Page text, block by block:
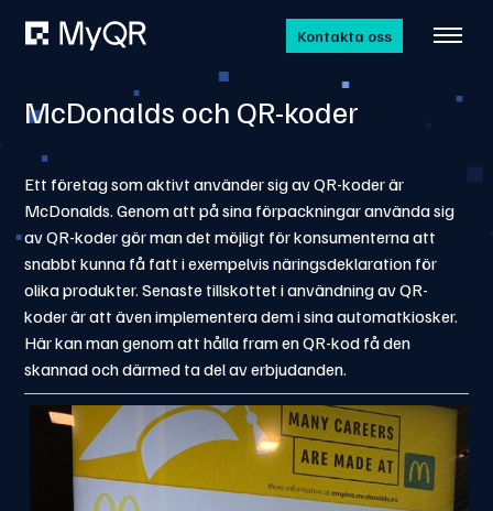
Kontakta oss
McDonalds och QR-koder
Ett företag som aktivt använder sig av QR-koder är
McDonalds. Genom att på sina förpackningar använda sig
av QR-koder gör man det möjligt för konsumenterna att
snabbt kunna få fatt i exempelvis näringsdeklaration för
olika produkter. Senaste tillskottet i användning av QR-
koder är att även implementera dem i sina automatkiosker.
Här kan man genom att hålla fram en QR-kod få den
skannad och därmed ta del av erbjudanden.